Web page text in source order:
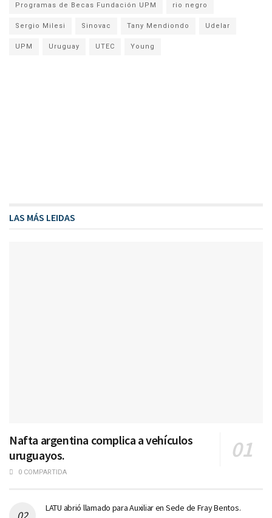
Programas de Becas Fundación UPM rio negro
Sergio Milesi Sinovac Tany Mendiondo Udelar
UPM Uruguay UTEC Young
LAS MÁS LEIDAS
Nafta argentina complica a vehículos
uruguayos.
0 COMPARTIDA
LATU abrió llamado para Auxiliar en Sede de Fray Bentos.